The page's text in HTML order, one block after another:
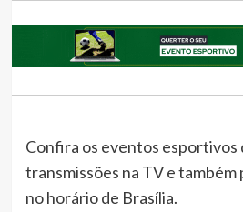
Confira os eventos esportivos
transmissões na TV e
no horário de Brasília.